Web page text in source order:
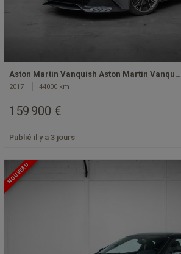
Aston Martin Vanquish Aston Martin Vanqu…
2017 44000 km
159 900 €
Publié il y a 3 jours
NOUVEAU